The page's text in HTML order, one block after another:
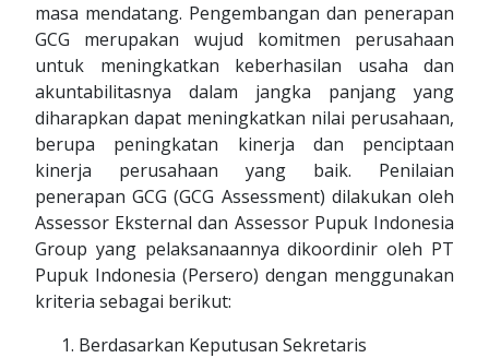
masa mendatang. Pengembangan dan penerapan
GCG merupakan wujud komitmen perusahaan
untuk meningkatkan keberhasilan usaha dan
akuntabilitasnya dalam jangka panjang yang
diharapkan dapat meningkatkan nilai perusahaan,
berupa peningkatan kinerja dan penciptaan
kinerja perusahaan yang baik. Penilaian
penerapan GCG (GCG Assessment) dilakukan oleh
Assessor Eksternal dan Assessor Pupuk Indonesia
Group yang pelaksanaannya dikoordinir oleh PT
Pupuk Indonesia (Persero) dengan menggunakan
kriteria sebagai berikut:
Berdasarkan Keputusan Sekretaris